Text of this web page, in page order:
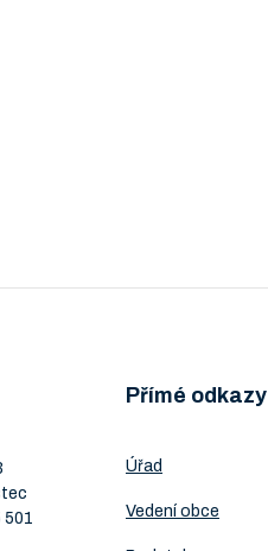
501
Přímé odkazy
Úřad
Vedení obce